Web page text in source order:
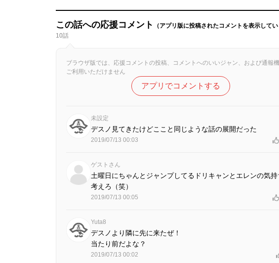
この話への応援コメント
（アプリ版に投稿されたコメントを表示して
10話
ブラウザ版では、応援コメントの投稿、コメントへのいいジャン、および通報
ご利用いただけません
アプリでコメントする
未設定
デスノ見てきたけどここと同じような話の展開だった
2019/07/13 00:03
ゲストさん
土曜日にちゃんとジャンプしてるドリキャンとエレンの気持
考えろ（笑）
2019/07/13 00:05
Yuta8
デスノより隣に先に来たぜ！
当たり前だよな？
2019/07/13 00:02